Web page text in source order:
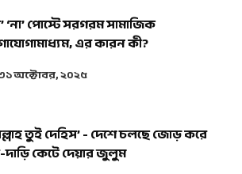
‘না’ পোস্টে সরগরম সামাজিক
এর কারন কী?
অক্টোবর, ২০২৫
তুই দেহিস’ - দেশে চলছে জোড় করে
কেটে দেয়ার জুলুম